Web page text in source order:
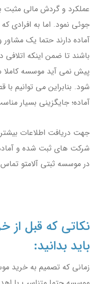
عملکرد و گردش مالی مثبت
جوئی نمود. اما به افرادی
آماده دارند حتما یک
باشند تا ضمن اینکه
پیش نمی آید موسسه کاملا
شود. بنابراین می توانیم
آماده؛ جایگزینی بسیار
جهت دریافت اطلاعات
شرکت های ثبت شده و آماده
در موسسه ثبتی آلامتو
نکاتی که قبل
باید بدانید:
زمانی که تصمیم به خرید